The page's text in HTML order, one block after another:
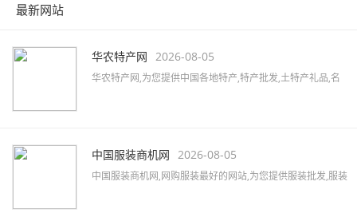
最新网站
华农特产网 2026-08-05
华农特产网,为您提供中国各地特产,特产批发,土特产礼品,名
艺品等,致力打造国内最大土特产线上交易市场!
中国服装商机网 2026-08-05
中国服装商机网,网购服装最好的网站,为您提供服装批发,服装